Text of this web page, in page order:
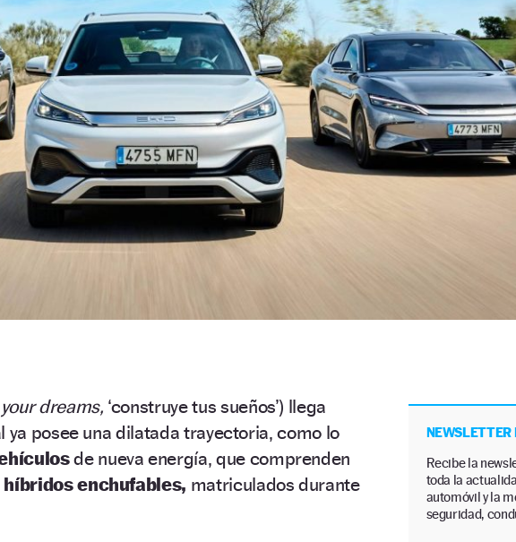
dreams, ‘construye tus sueños’) llega
ya posee una dilatada trayectoria, como lo
de nueva energía, que comprenden
enchufables, matriculados durante
NEWSLETTER
Recibe la
toda la
automóvil y la
seguridad,